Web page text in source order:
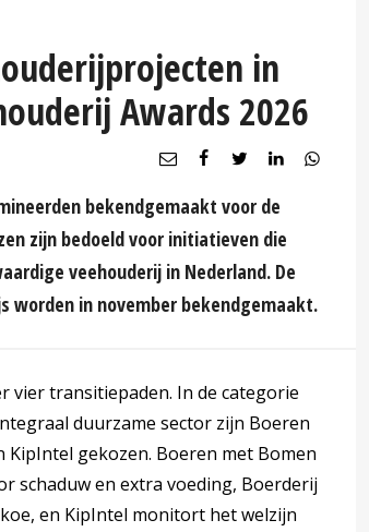
in
Awards 2026
bekendgemaakt voor de
zijn bedoeld voor initiatieven die
veehouderij in Nederland. De
worden in november bekendgemaakt.
vier transitiepaden. In de categorie
duurzame sector zijn Boeren
KipIntel gekozen. Boeren met Bomen
schaduw en extra voeding, Boerderij
en KipIntel monitort het welzijn